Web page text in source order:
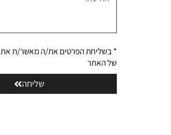
* בשליחת הפרטים את/ה מאשר/ת את
של האתר
שליחה